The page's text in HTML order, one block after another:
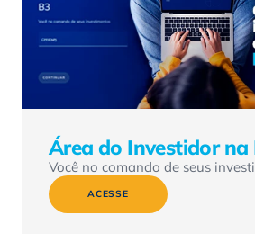
Área do Investidor na
Você no comando de seus
ACESSE